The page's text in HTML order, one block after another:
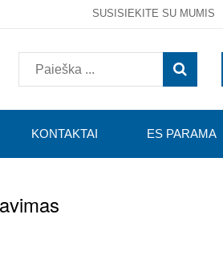
SUSISIEKITE SU MUMIS
KONTAKTAI ES PARAMA